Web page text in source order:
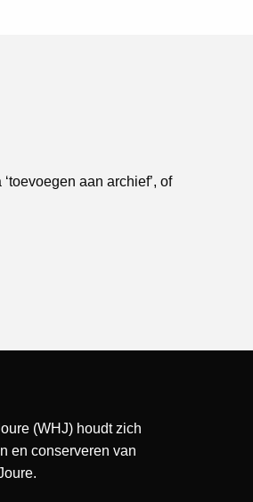
aan archief’, of
(WHJ) houdt zich
en conserveren van